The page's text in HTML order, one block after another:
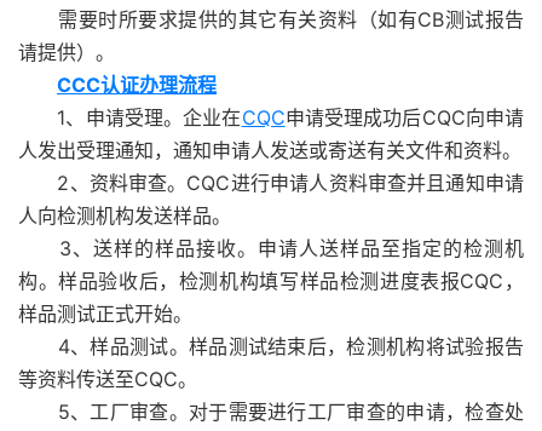
需要时所要求提供的其它有关资料（如有CB测试报告
请提供）。
CCC认证办理流程
1、申请受理。企业在CQC申请受理成功后CQC向申请
人发出受理通知，通知申请人发送或寄送有关文件和资料。
2、资料审查。CQC进行申请人资料审查并且通知申请
人向检测机构发送样品。
3、送样的样品接收。申请人送样品至指定的检测机
构。样品验收后，检测机构填写样品检测进度表报CQC，
样品测试正式开始。
4、样品测试。样品测试结束后，检测机构将试验报告
等资料传送至CQC。
5、工厂审查。对于需要进行工厂审查的申请，检查处